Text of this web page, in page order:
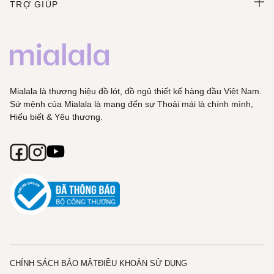
TRỢ GIÚP
Mialala là thương hiệu đồ lót, đồ ngủ thiết kế hàng đầu Việt Nam.
Sứ mệnh của Mialala là mang đến sự Thoải mái là chính mình,
Hiểu biết & Yêu thương.
CHÍNH SÁCH BẢO MẬTĐIỀU KHOẢN SỬ DỤNG